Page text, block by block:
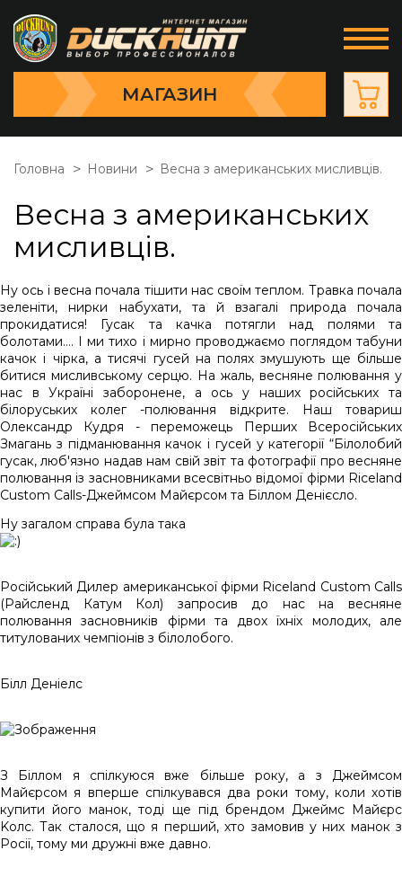
МАГАЗИН
Головна Новини Весна з американських мисливців.
Весна з американських
мисливців.
Ну ось і весна почала тішити нас своїм теплом. Травка почала
зеленіти, нирки набухати, та й взагалі природа почала
прокидатися! Гусак та качка потягли над полями та
болотами…. І ми тихо і мирно проводжаємо поглядом табуни
качок і чірка, а тисячі гусей на полях змушують ще більше
битися мисливському серцю. На жаль, весняне полювання у
нас в Україні заборонене, а ось у наших російських та
білоруських колег -полювання відкрите. Наш товариш
Олександр Кудря - переможець Перших Всеросійських
Змагань з підманювання качок і гусей у категорії “Білолобий
гусак, люб'язно надав нам свій звіт та фотографії про весняне
полювання із засновниками всесвітньо відомої фірми Riceland
Custom Calls-Джеймсом Майєрсом та Біллом Денієсло.
Ну загалом справа була така
Російський Дилер американської фірми Riceland Custom Calls
(Райсленд Катум Кол) запросив до нас на весняне
полювання засновників фірми та двох їхніх молодих, але
титулованих чемпіонів з білолобого.
Білл Деніелс
З Біллом я спілкуюся вже більше року, а з Джеймсом
Майєрсом я вперше спілкувався два роки тому, коли хотів
купити його манок, тоді ще під брендом Джеймс Майєрс
Kолс. Так сталося, що я перший, хто замовив у них манок з
Росії, тому ми дружні вже давно.